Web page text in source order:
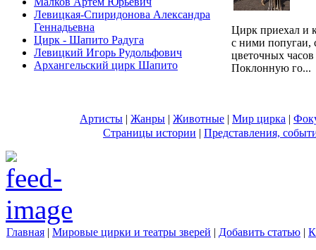
Левицкая-Спиридонова Александра
Геннадьевна
Цирк - Шапито Радуга
Левицкий Игорь Рудольфович
Архангельский цирк Шапито
Цирк приехал и
с ними
цветочных
Поклонную го...
Артисты | Жанры | Животные | Мир цирка |
Страницы истории | Представления,
Главная | Мировые цирки и театры зверей | Добавить статью |